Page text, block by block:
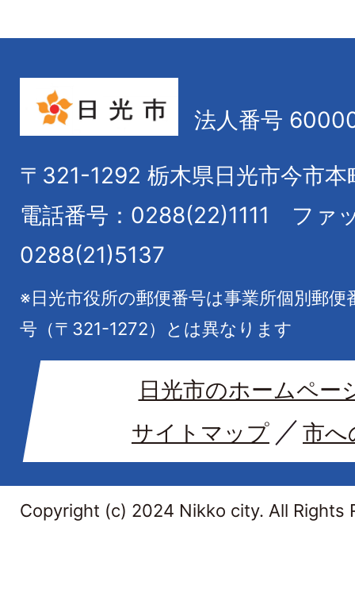
法人番号
〒321-1292 栃木県日光市今市本
電話番号：0288(22)1111
ファ
0288(21)5137
※日光市役所の郵便番号は事業所個別郵
号（〒321-1272）とは異なります
日光市のホームペー
サイトマップ
市へ
Copyright (c) 2024 Nikko city. All Rights